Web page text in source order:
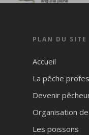
PLAN DU SITE
Accueil
La pêche
Devenir
Organisation
Les poissons